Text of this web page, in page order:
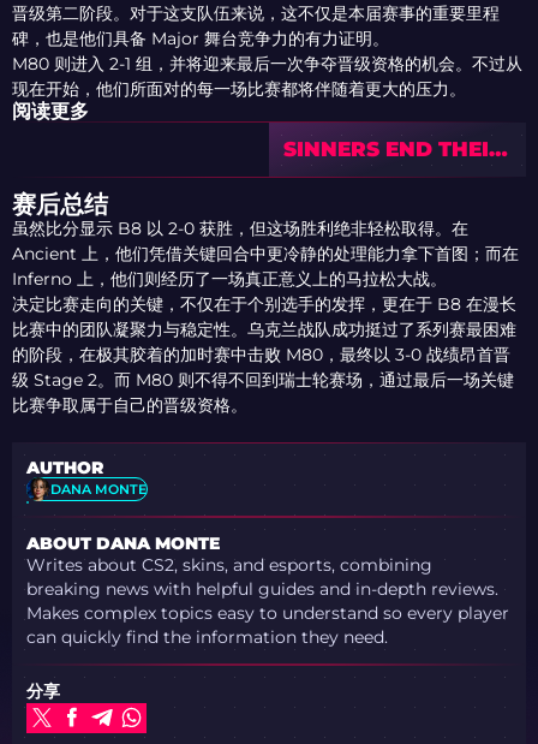
晋级第二阶段。对于这支队伍来说，这不仅是本届赛事的重要里程
碑，也是他们具备 Major 舞台竞争力的有力证明。
M80 则进入 2-1 组，并将迎来最后一次争夺晋级资格的机会。不过从
现在开始，他们所面对的每一场比赛都将伴随着更大的压力。
阅读更多
SINNERS END THEIR
RUN AT IEM
2026 STAGE 1
赛后总结
虽然比分显示 B8 以 2-0 获胜，但这场胜利绝非轻松取得。在
Ancient 上，他们凭借关键回合中更冷静的处理能力拿下首图；而在
Inferno 上，他们则经历了一场真正意义上的马拉松大战。
决定比赛走向的关键，不仅在于个别选手的发挥，更在于 B8 在漫长
比赛中的团队凝聚力与稳定性。乌克兰战队成功挺过了系列赛最困难
的阶段，在极其胶着的加时赛中击败 M80，最终以 3-0 战绩昂首晋
级 Stage 2。而 M80 则不得不回到瑞士轮赛场，通过最后一场关键
比赛争取属于自己的晋级资格。
AUTHOR
DANA MONTE
ABOUT DANA MONTE
Writes about CS2, skins, and esports, combining
breaking news with helpful guides and in-depth reviews.
Makes complex topics easy to understand so every player
can quickly find the information they need.
分享